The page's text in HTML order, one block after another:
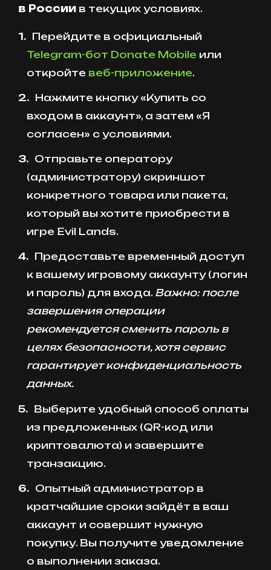
в России в текущих условиях.
Перейдите в официальный
Telegram-бот Donate Mobile или
откройте веб-приложение.
Нажмите кнопку «Купить со
входом в аккаунт», а затем «Я
согласен» с условиями.
Отправьте оператору
(администратору) скриншот
конкретного товара или пакета,
который вы хотите приобрести в
игре Evil Lands.
Предоставьте временный доступ
к вашему игровому аккаунту (логин
и пароль) для входа. Важно: после
завершения операции
рекомендуется сменить пароль в
целях безопасности, хотя сервис
гарантирует конфиденциальность
данных.
Выберите удобный способ оплаты
из предложенных (QR-код или
криптовалюта) и завершите
транзакцию.
Опытный администратор в
кратчайшие сроки зайдёт в ваш
аккаунт и совершит нужную
покупку. Вы получите уведомление
о выполнении заказа.